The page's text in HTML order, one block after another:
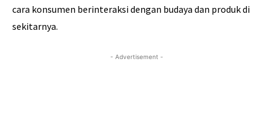
cara konsumen berinteraksi dengan budaya dan produk di
sekitarnya.
- Advertisement -